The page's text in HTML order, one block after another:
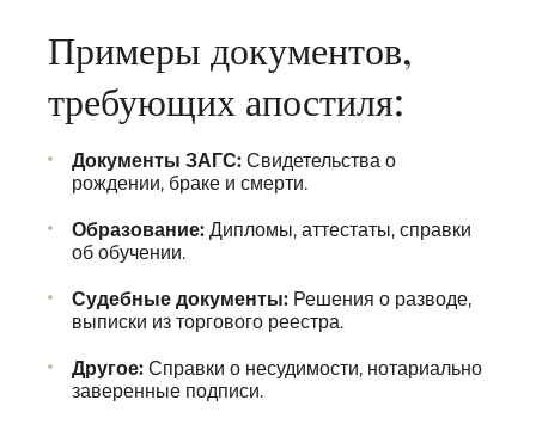
Примеры документов,
требующих апостиля:
Документы ЗАГС: Свидетельства о
рождении, браке и смерти.
Образование: Дипломы, аттестаты, справки
об обучении.
Судебные документы: Решения о разводе,
выписки из торгового реестра.
Другое: Справки о несудимости, нотариально
заверенные подписи.